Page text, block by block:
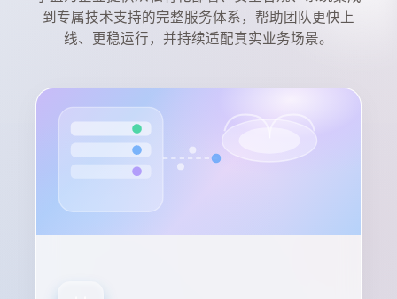
到专属技术支持的完整服务体系，帮助团队更快上
线、更稳运行，并持续适配真实业务场景。